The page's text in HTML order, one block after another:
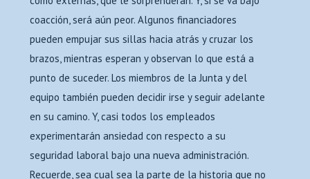
coacción, será aún peor. Algunos financiadores
pueden empujar sus sillas hacia atrás y cruzar los
brazos, mientras esperan y observan lo que está a
punto de suceder. Los miembros de la Junta y del
equipo también pueden decidir irse y seguir adelante
en su camino. Y, casi todos los empleados
experimentarán ansiedad con respecto a su
seguridad laboral bajo una nueva administración.
Recuerde, sea cual sea la parte de la historia que no